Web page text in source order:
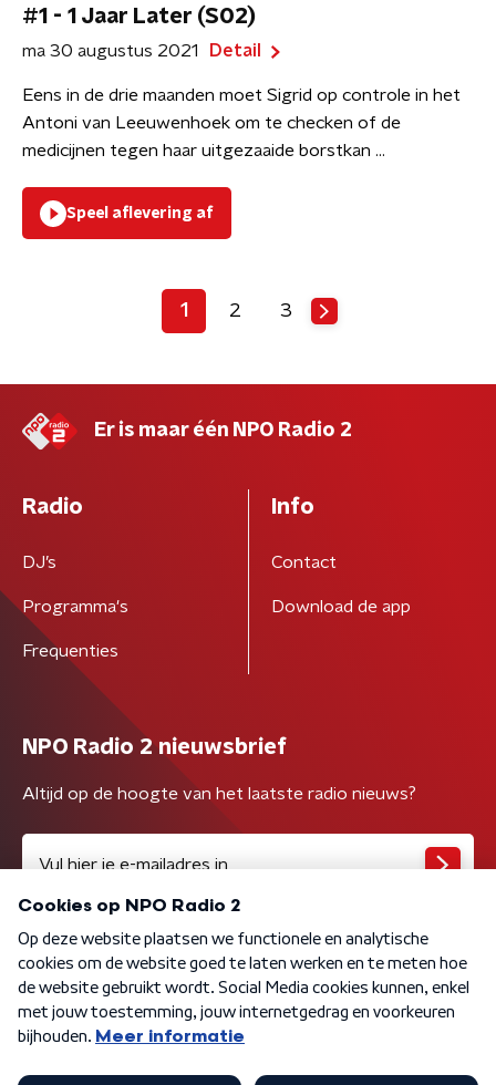
#1 - 1 Jaar Later (S02)
ma 30 augustus 2021 Detail
Eens in de drie maanden moet Sigrid op controle in het
Antoni van Leeuwenhoek om te checken of de
medicijnen tegen haar uitgezaaide borstkan ...
Speel aflevering af
1 2 3
Er is maar één NPO Radio 2
Radio
DJ’s
Programma's
Frequenties
Info
Contact
Download de app
NPO Radio 2 nieuwsbrief
Altijd op de hoogte van het laatste radio nieuws?
Algemene voorwaarden